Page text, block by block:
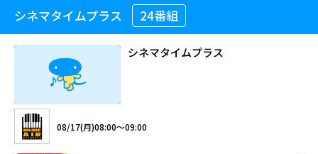
シネマタイムプラス 24番組
シネマタイムプラス
08/17(月)08:00～09:00